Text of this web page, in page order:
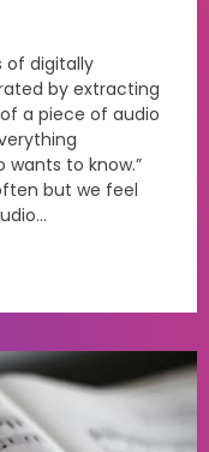
of digitally
by extracting
a piece of audio
to know.”
but we feel